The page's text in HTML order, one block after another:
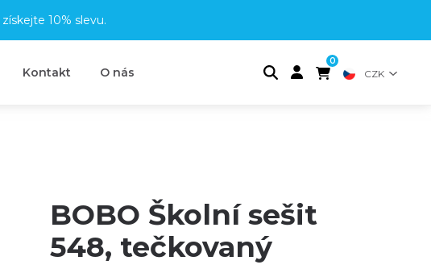
10% slevu.
Kontakt O nás
0
CZK
BOBO Školní sešit
548, tečkovaný